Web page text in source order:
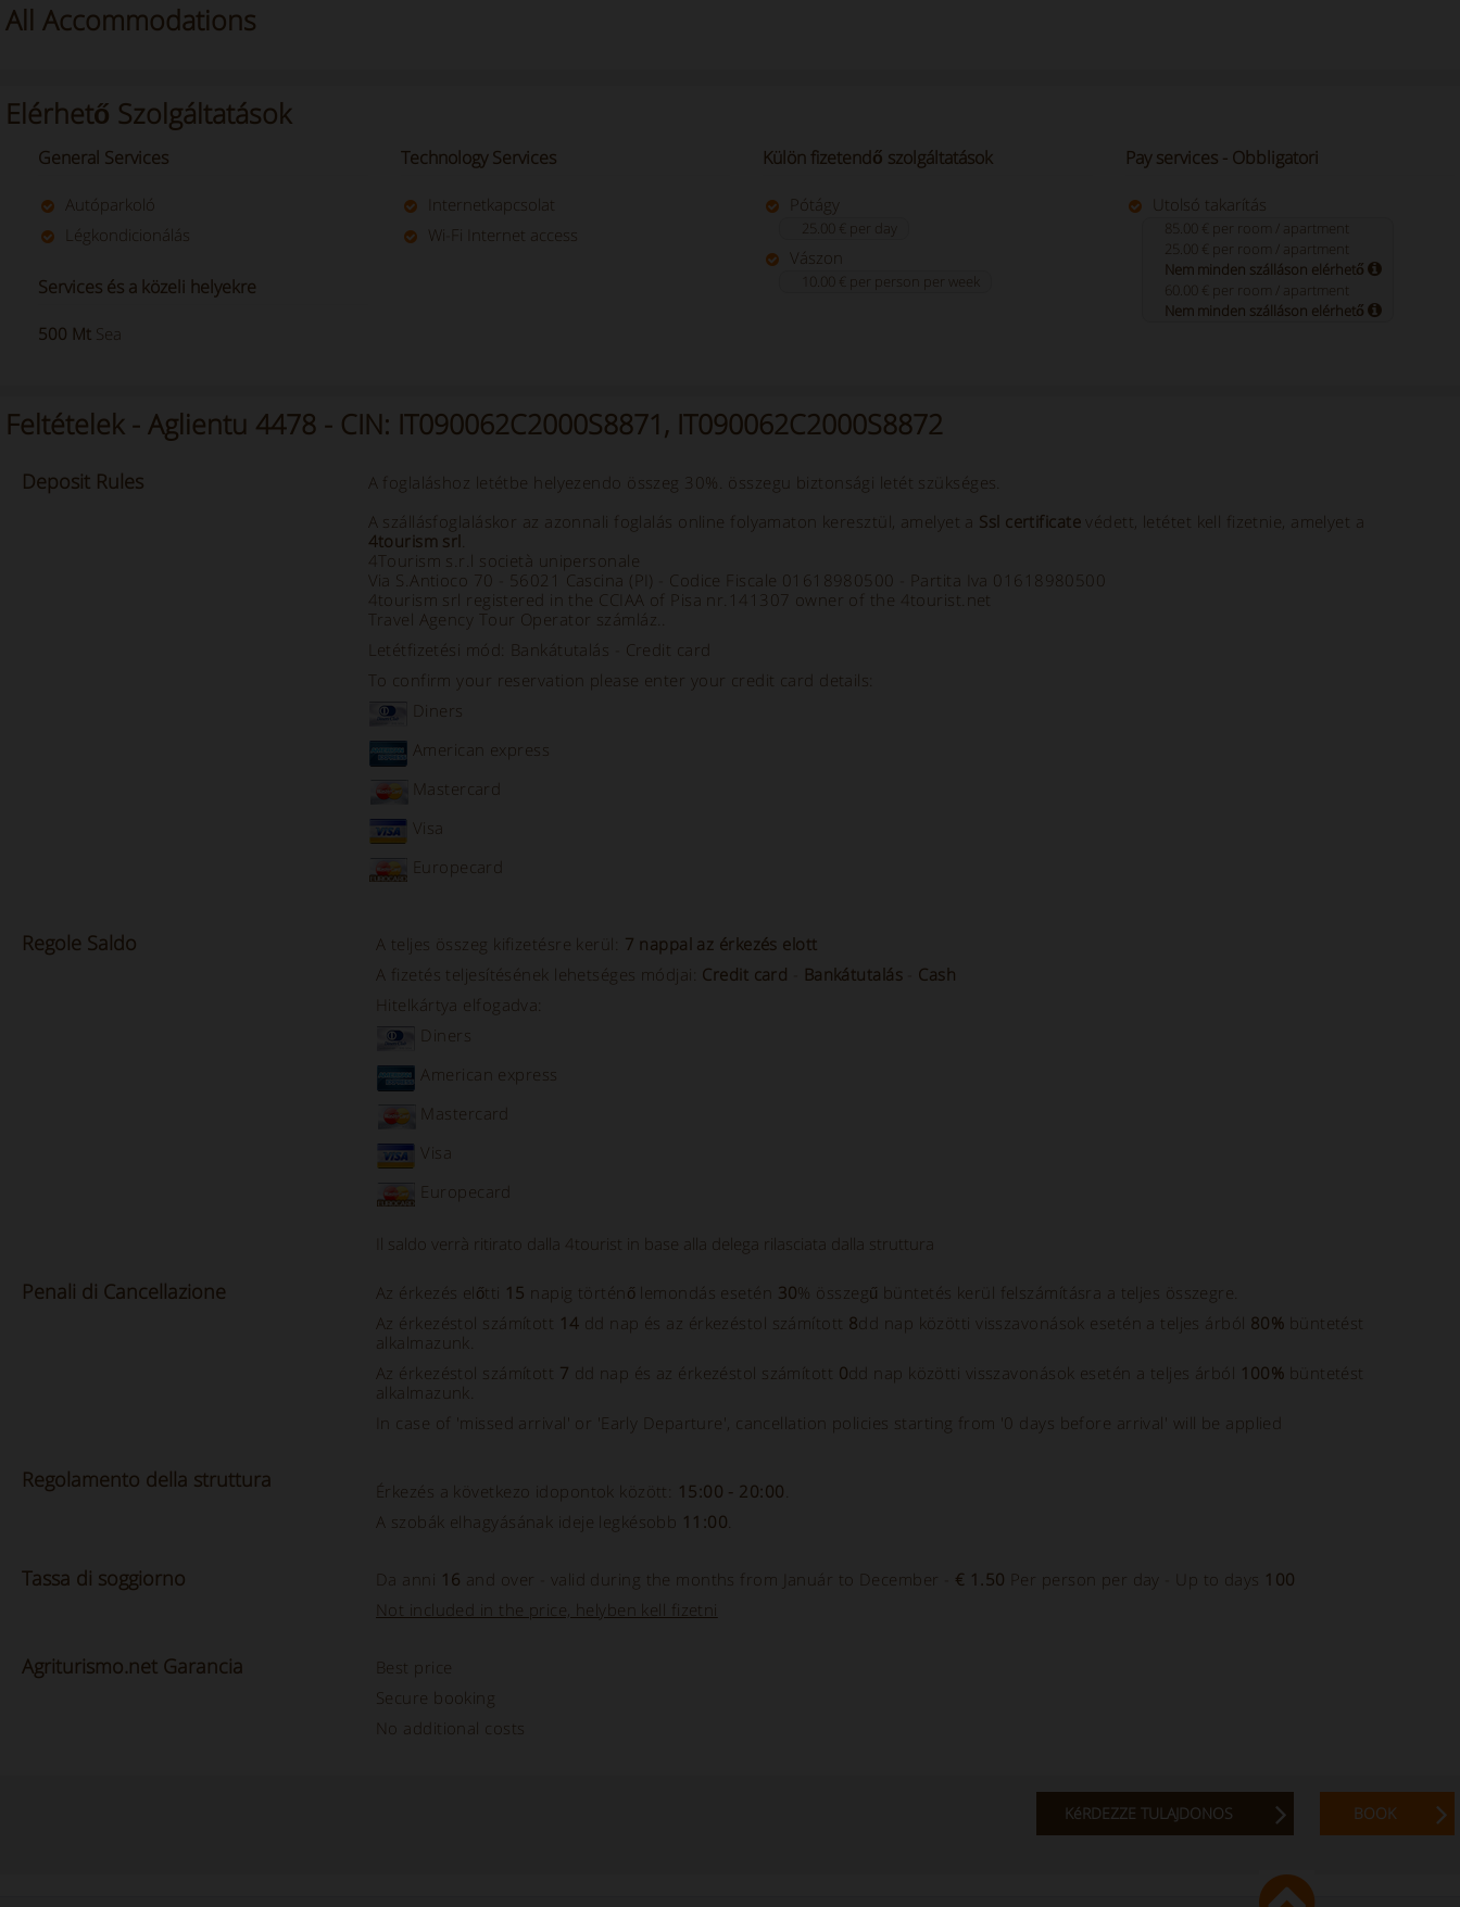
All Accommodations
Elérhető Szolgáltatások
General Services
Autóparkoló
Légkondicionálás
Technology Services
Internetkapcsolat
Wi-Fi Internet access
Külön fizetendő szolgáltatások
Pótágy
25.00 € per day
Vászon
10.00 € per person per week
Pay services - Obbligatori
Utolsó takarítás
85.00 € per room / apartment
25.00 € per room / apartment
Nem minden szálláson elérhető
60.00 € per room / apartment
Nem minden szálláson elérhető
Services és a közeli helyekre
500 Mt Sea
Feltételek - Aglientu 4478 - CIN: IT090062C2000S8871, IT090062C2000S8872
Deposit Rules
A foglaláshoz letétbe helyezendo összeg 30%. összegu biztonsági letét szükséges.
A szállásfoglaláskor az azonnali foglalás online folyamaton keresztül, amelyet a Ssl certificatevédett, letétet kell fizetnie, amelyet a
4tourism srl.
4Tourism s.r.l società unipersonale
Via S.Antioco 70 - 56021 Cascina (PI) - Codice Fiscale 01618980500 - Partita Iva 01618980500
4tourism srl registered in the CCIAA of Pisa nr.141307 owner of the 4tourist.net
Travel Agency Tour Operator számláz..
Letétfizetési mód: Bankátutalás - Credit card
To confirm your reservation please enter your credit card details:
Diners
American express
Mastercard
Visa
Europecard
Regole Saldo A teljes összeg kifizetésre kerül: 7 nappal az érkezés elott
A fizetés teljesítésének lehetséges módjai: Credit card Bankátutalás
Cash
Hitelkártya elfogadva:
Diners
American express
Mastercard
Visa
Europecard
Il saldo verrà ritirato dalla 4tourist in base alla delega rilasciata dalla struttura
Penali di Cancellazione Az érkezés előtti 15 napig történő lemondás esetén 30% összegű büntetés kerül felszámításra a teljes összegre.
Az érkezéstol számított 14 dd nap és az érkezéstol számított 8dd nap közötti visszavonások esetén a teljes árból 80% büntetést
alkalmazunk.
Az érkezéstol számított 7 dd nap és az érkezéstol számított 0dd nap közötti visszavonások esetén a teljes árból 100% büntetést
alkalmazunk.
In case of 'missed arrival' or 'Early Departure', cancellation policies starting from '0 days before arrival' will be applied
Regolamento della struttura Érkezés a következo idopontok között: 15:00 - 20:00.
A szobák elhagyásának ideje legkésobb 11:00.
Tassa di soggiorno Da anni 16 and over - valid during the months from Január to December - € 1.50 Per person per day - Up to days 100
Not included in the price, helyben kell fizetni
Agriturismo.net Garancia
Best price
Secure booking
No additional costs
KéRDEZZE TULAJDONOS BOOK